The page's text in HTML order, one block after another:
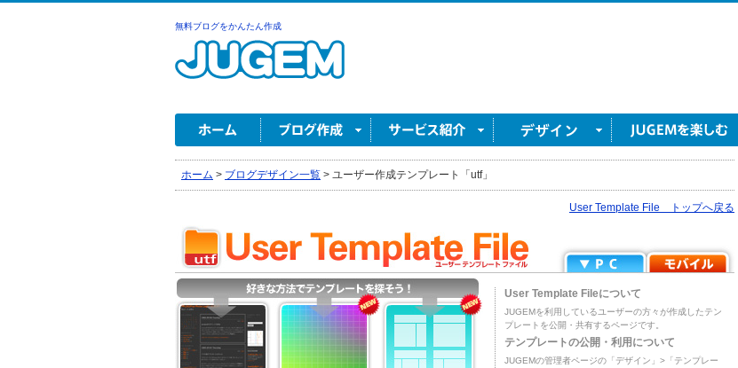
無料ブログをかんたん作成
ホーム > ブログデザイン一覧 > ユーザー作成テンプレート「utf」
User Template File トップへ戻る
User Template Fileについて
JUGEMを利用しているユーザーの方々が作成したテン
プレートを公開・共有するページです。
テンプレートの公開・利用について
JUGEMの管理者ページの「デザイン」>「テンプレー